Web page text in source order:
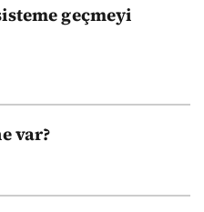
geçmeyi
var?